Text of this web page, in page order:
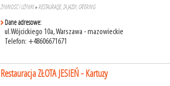
ŻYWNOŚĆ I UŻYWKI»RESTAURACJE, ZAJAZDY, CATERING
Dane adresowe:
ul.Wójcickiego 10a, Warszawa - mazowieckie
Telefon: +48606671671
Restauracja ZŁOTA JESIEŃ - Kartuzy